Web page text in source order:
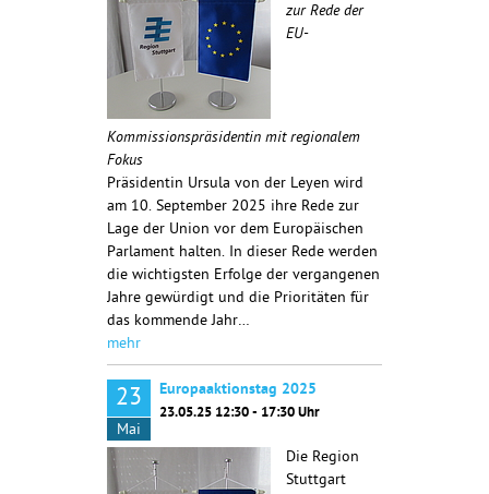
zur Rede der
EU-
Kommissionspräsidentin mit regionalem
Fokus
Präsidentin Ursula von der Leyen wird
am 10. September 2025 ihre Rede zur
Lage der Union vor dem Europäischen
Parlament halten. In dieser Rede werden
die wichtigsten Erfolge der vergangenen
Jahre gewürdigt und die Prioritäten für
das kommende Jahr…
mehr
23
Mai
Europaaktionstag 2025
23.05.25 12:30 - 17:30 Uhr
Die Region
Stuttgart